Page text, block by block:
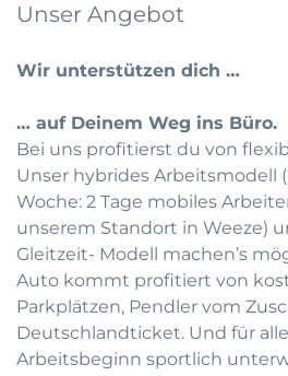
Unser Angebot
Wir unterstützen dich …
… auf Deinem Weg ins Büro.
Bei uns profitierst du von
Unser hybrides Arbeitsmodell
Woche: 2 Tage mobiles
unserem Standort in Weeze)
Gleitzeit- Modell machen’s
Auto kommt profitiert von
Parkplätzen, Pendler vom
Deutschlandticket. Und für
Arbeitsbeginn sportlich